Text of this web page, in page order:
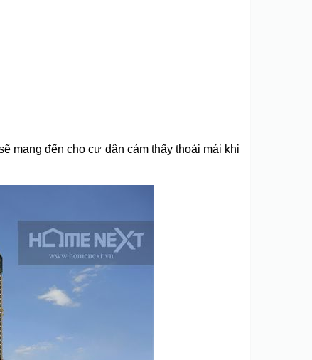
mang đến cho cư dân cảm thấy thoải mái khi